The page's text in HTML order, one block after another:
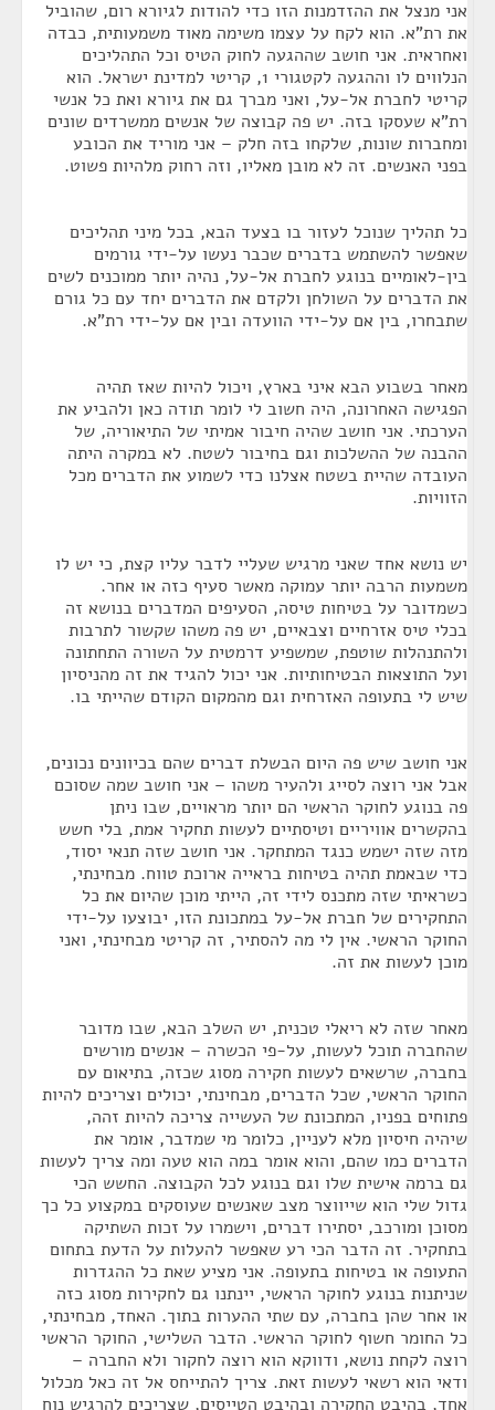
אני מנצל את ההזדמנות הזו כדי להודות לגיורא רום, שהוביל
את רת"א. הוא לקח על עצמו משימה מאוד משמעותית, כבדה
ואחראית. אני חושב שההגעה לחוק הטיס וכל התהליכים
הנלווים לו וההגעה לקטגורי 1, קריטי למדינת ישראל. הוא
קריטי לחברת אל-על, ואני מברך גם את גיורא ואת כל אנשי
רת"א שעסקו בזה. יש פה קבוצה של אנשים ממשרדים שונים
ומחברות שונות, שלקחו בזה חלק – אני מוריד את הכובע
בפני האנשים. זה לא מובן מאליו, וזה רחוק מלהיות פשוט.
כל תהליך שנוכל לעזור בו בצעד הבא, בכל מיני תהליכים
שאפשר להשתמש בדברים שכבר נעשו על-ידי גורמים
בין-לאומיים בנוגע לחברת אל-על, נהיה יותר ממוכנים לשים
את הדברים על השולחן ולקדם את הדברים יחד עם כל גורם
שתבחרו, בין אם על-ידי הוועדה ובין אם על-ידי רת"א.
מאחר בשבוע הבא איני בארץ, ויכול להיות שאז תהיה
הפגישה האחרונה, היה חשוב לי לומר תודה כאן ולהביע את
הערכתי. אני חושב שהיה חיבור אמיתי של התיאוריה, של
ההבנה של ההשלכות וגם בחיבור לשטח. לא במקרה היתה
העובדה שהיית בשטח אצלנו כדי לשמוע את הדברים מכל
הזוויות.
יש נושא אחד שאני מרגיש שעליי לדבר עליו קצת, כי יש לו
משמעות הרבה יותר עמוקה מאשר סעיף כזה או אחר.
כשמדובר על בטיחות טיסה, הסעיפים המדברים בנושא זה
בכלי טיס אזרחיים וצבאיים, יש פה משהו שקשור לתרבות
ולהתנהלות שוטפת, שמשפיע דרמטית על השורה התחתונה
ועל התוצאות הבטיחותיות. אני יכול להגיד את זה מהניסיון
שיש לי בתעופה האזרחית וגם מהמקום הקודם שהייתי בו.
אני חושב שיש פה היום הבשלת דברים שהם בכיוונים נכונים,
אבל אני רוצה לסייג ולהעיר משהו – אני חושב שמה שסוכם
פה בנוגע לחוקר הראשי הם יותר מראויים, שבו ניתן
בהקשרים אוויריים וטיסתיים לעשות תחקיר אמת, בלי חשש
מזה שזה ישמש כנגד המתחקר. אני חושב שזה תנאי יסוד,
כדי שבאמת תהיה בטיחות בראייה ארוכת טווח. מבחינתי,
כשראיתי שזה מתכנס לידי זה, הייתי מוכן שהיום את כל
התחקירים של חברת אל-על במתכונת הזו, יבוצעו על-ידי
החוקר הראשי. אין לי מה להסתיר, זה קריטי מבחינתי, ואני
מוכן לעשות את זה.
מאחר שזה לא ריאלי טכנית, יש השלב הבא, שבו מדובר
שהחברה תוכל לעשות, על-פי הכשרה – אנשים מורשים
בחברה, שרשאים לעשות חקירה מסוג שכזה, בתיאום עם
החוקר הראשי, שכל הדברים, מבחינתי, יכולים וצריכים להיות
פתוחים בפניו, המתכונת של העשייה צריכה להיות זהה,
שיהיה חיסיון מלא לעניין, כלומר מי שמדבר, אומר את
הדברים כמו שהם, והוא אומר במה הוא טעה ומה צריך לעשות
גם ברמה אישית שלו וגם בנוגע לכל הקבוצה. החשש הכי
גדול שלי הוא שייווצר מצב שאנשים שעוסקים במקצוע כל כך
מסוכן ומורכב, יסתירו דברים, וישמרו על זכות השתיקה
בתחקיר. זה הדבר הכי רע שאפשר להעלות על הדעת בתחום
התעופה או בטיחות בתעופה. אני מציע שאת כל ההגדרות
שניתנות בנוגע לחוקר הראשי, יינתנו גם לחקירות מסוג כזה
או אחר שהן בחברה, עם שתי ההערות בתוך. האחד, מבחינתי,
כל החומר חשוף לחוקר הראשי. הדבר השלישי, החוקר הראשי
רוצה לקחת נושא, ודווקא הוא רוצה לחקור ולא החברה –
ודאי הוא רשאי לעשות זאת. צריך להתייחס אל זה כאל מכלול
אחד, בהיבט החקירה ובהיבט הטייסים, שצריכים להרגיש נוח